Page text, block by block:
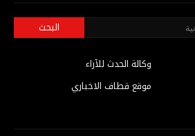
وكالة الحدث للآراء
موقع قطاف الاخباري